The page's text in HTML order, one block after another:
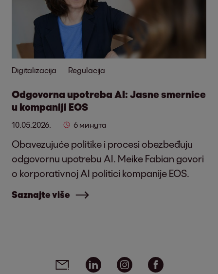
Digitalizacija Regulacija
Odgovorna upotreba AI: Jasne smernice
u kompaniji EOS
10.05.2026. 6 минута
Obavezujuće politike i procesi obezbeđuju
odgovornu upotrebu AI. Meike Fabian govori
o korporativnoj AI politici kompanije EOS.
Saznajte više
Social media links - share article
Email Linkedin Instagram